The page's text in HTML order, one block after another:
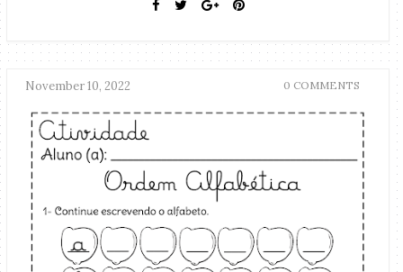
November 10, 2022 0 COMMENTS